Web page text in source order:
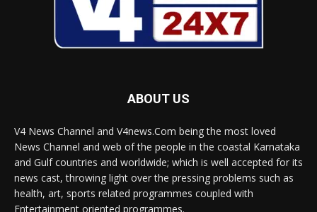
ABOUT US
V4 News Channel and V4news.Com being the most loved
News Channel and web of the people in the coastal Karnataka
and Gulf countries and worldwide; which is well accepted for its
news cast, throwing light over the pressing problems such as
health, art, sports related programmes coupled with
Entertainment oriented programmes.